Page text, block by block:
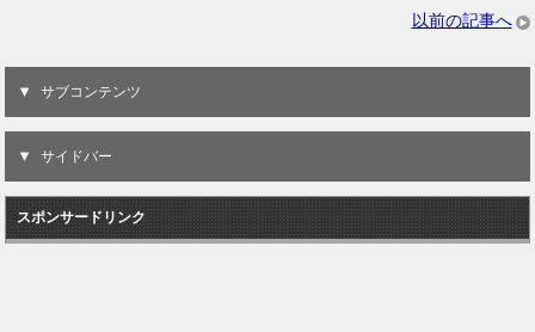
以前の記事へ
サブコンテンツ
サイドバー
スポンサードリンク